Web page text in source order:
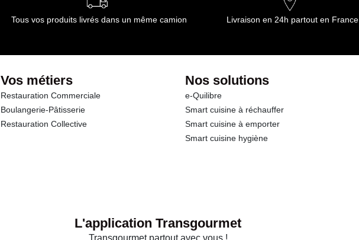
Tous vos produits livrés dans un même camion Livraison en 24h partout en France
Vos métiers
Restauration Commerciale
Boulangerie-Pâtisserie
Restauration Collective
Nos solutions
e-Quilibre
Smart cuisine à réchauffer
Smart cuisine à emporter
Smart cuisine hygiène
L'application Transgourmet